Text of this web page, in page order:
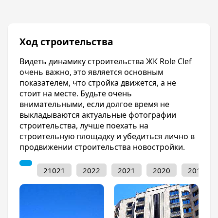
садов, гимназия, поликлиники и больницы. В
Невского, парк «Городской сад»,
Екатерининский сад. Территория жилого
комплекса огорожена и круглосуточно
охраняется. Продуманы игровые площадки,
спортивные зоны и места отдыха. Двор
облагорожен ландшафтным дизайном. А для
автомобилей имеется двухуровневый
подземный паркинг.
Благодаря тому, что ЖК Role Clef возводиться
в очень престижном Западном районе города
Краснодара - вблизи жилого комплекса
имеется вся необходимая инфраструктура. В
пешей доступности располагаются детские
Ход строительства
Видеть динамику строительства ЖК Role Clef
очень важно, это является основным
показателем, что стройка движется, а не
стоит на месте. Будьте очень
внимательными, если долгое время не
выкладываются актуальные фотографии
строительства, лучше поехать на
строительную площадку и убедиться лично в
продвижении строительства новостройки.
21021 2022 2021 2020 2019